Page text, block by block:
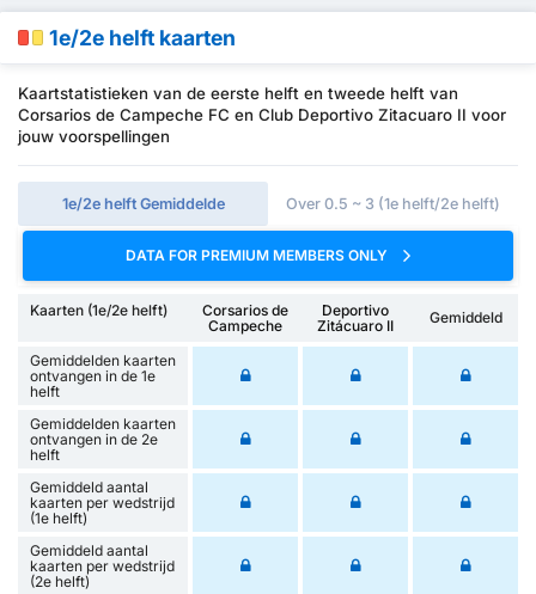
1e/2e helft kaarten
Kaartstatistieken van de eerste helft en tweede helft van
Corsarios de Campeche FC en Club Deportivo Zitacuaro II voor
jouw voorspellingen
1e/2e helft Gemiddelde Over 0.5 ~ 3 (1e helft/2e helft)
DATA FOR PREMIUM MEMBERS ONLY
Kaarten (1e/2e helft)
Corsarios de
Campeche
Deportivo
Zitácuaro II
Gemiddeld
Gemiddelden kaarten
ontvangen in de 1e
helft
Gemiddelden kaarten
ontvangen in de 2e
helft
Gemiddeld aantal
kaarten per wedstrijd
(1e helft)
Gemiddeld aantal
kaarten per wedstrijd
(2e helft)